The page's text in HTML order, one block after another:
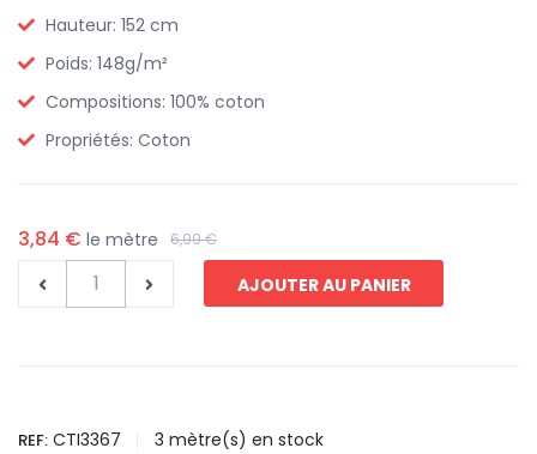
Hauteur: 152 cm
Poids: 148g/m²
Compositions: 100% coton
Propriétés: Coton
3,84 € le mètre 6,99 €
AJOUTER AU PANIER
REF: CTI3367 3 mètre(s) en stock